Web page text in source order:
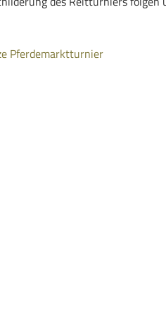
Pferdemarktturnier